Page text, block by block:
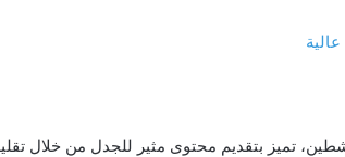
عدد كبير من الناشطين، تميز بتقديم محتوى مثير للجدل من خلال